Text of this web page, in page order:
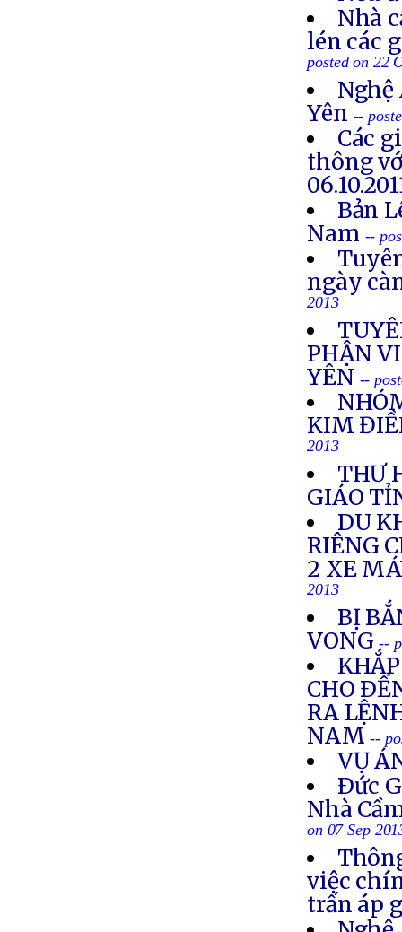
Nhà
lén các
posted on 22
Nghệ
Yên --
Các
thông
Bản
Nam --
ngày
2013
PHẬN
YÊN --
KIM
2013
THƯ
GIÁO
DU
RIÊNG
2 XE
2013
BỊ
VONG --
CHO
RA
NAM--
VỤ
Ðức
Nhà
on 07 Sep
việc
trấn áp